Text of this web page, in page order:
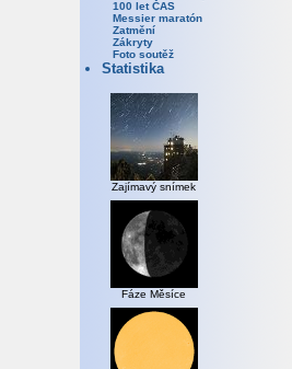
100 let ČAS
Messier maratón
Zatmění
Zákryty
Foto soutěž
Statistika
Zajímavý snímek
Fáze Měsíce